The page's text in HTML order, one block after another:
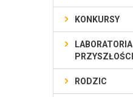
KONKURSY
LABORATORIA
PRZYSZŁOŚCI
RODZIC